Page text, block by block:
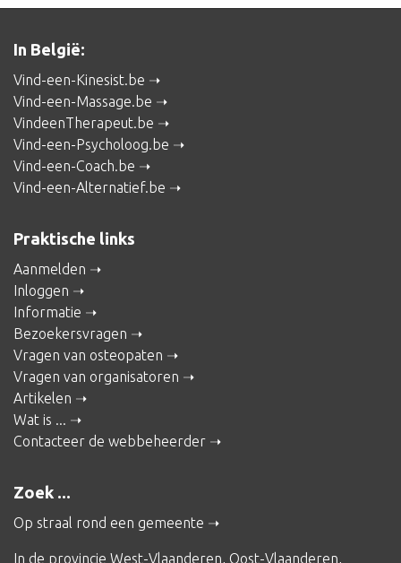
In België:
Vind-een-Kinesist.be
Vind-een-Massage.be
VindeenTherapeut.be
Vind-een-Psycholoog.be
Vind-een-Coach.be
Vind-een-Alternatief.be
Praktische links
Aanmelden
Inloggen
Informatie
Bezoekersvragen
Vragen van osteopaten
Vragen van organisatoren
Artikelen
Wat is ...
Contacteer de webbeheerder
Zoek ...
Op straal rond een gemeente
In de provincie West-Vlaanderen, Oost-Vlaanderen,